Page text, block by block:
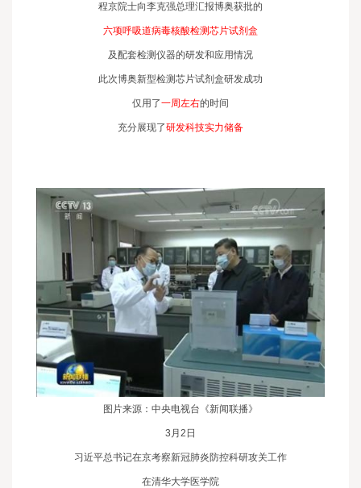
程京院士向李克强总理汇报博奥获批的
六项呼吸道病毒核酸检测芯片试剂盒
及配套检测仪器的研发和应用情况
此次博奥新型检测芯片试剂盒研发成功
仅用了一周左右的时间
充分展现了研发科技实力储备
图片来源：中央电视台《新闻联播》
3月2日
习近平总书记在京考察新冠肺炎防控科研攻关工作
在清华大学医学院